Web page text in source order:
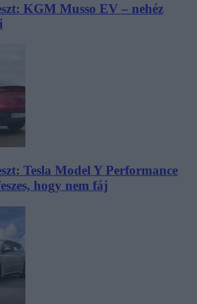
KGM Musso EV – nehéz
Tesla Model Y Performance
hogy nem fáj